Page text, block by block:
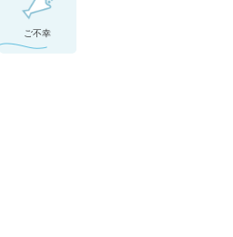
ご不幸